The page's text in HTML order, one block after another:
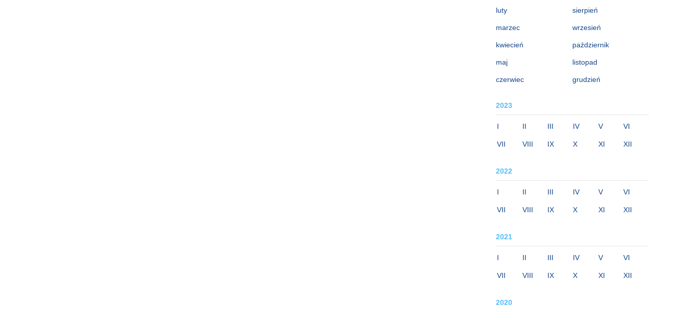
luty
marzec
kwiecień
maj
czerwiec
sierpień
wrzesień
październik
listopad
grudzień
2023
I II III IV V VI
VII VIII IX X XI XII
2022
I II III IV V VI
VII VIII IX X XI XII
2021
I II III IV V VI
VII VIII IX X XI XII
2020